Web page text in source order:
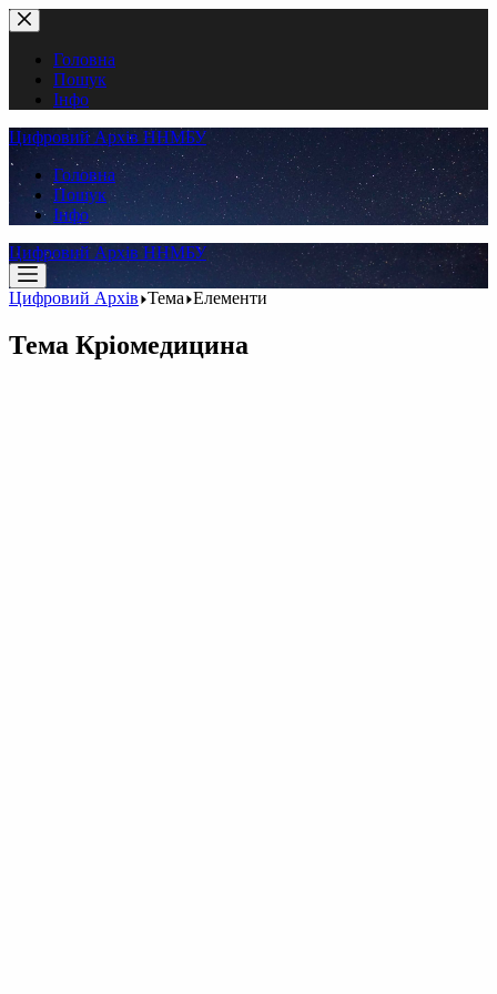
Перейти
до
вмістуГоловна
Пошук
Інфо
Цифровий Архів ННМБУ
Головна
Пошук
Інфо
Цифровий Архів ННМБУ
Цифровий Архів Тема Елементи
Тема Кріомедицина